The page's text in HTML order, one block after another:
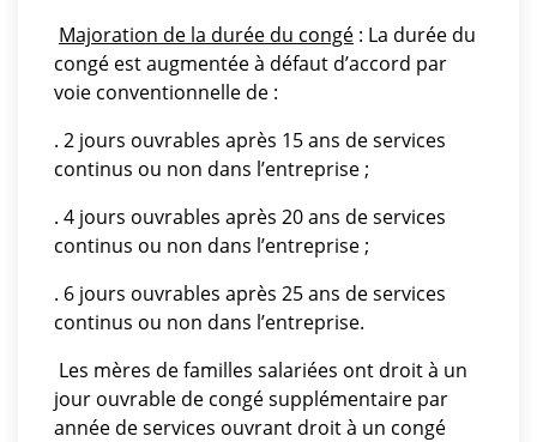
Majoration de la durée du congé : La durée du
congé est augmentée à défaut d’accord par
voie conventionnelle de :
. 2 jours ouvrables après 15 ans de services
continus ou non dans l’entreprise ;
. 4 jours ouvrables après 20 ans de services
continus ou non dans l’entreprise ;
. 6 jours ouvrables après 25 ans de services
continus ou non dans l’entreprise.
Les mères de familles salariées ont droit à un
jour ouvrable de congé supplémentaire par
année de services ouvrant droit à un congé